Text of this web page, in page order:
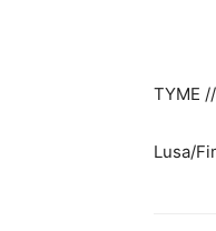
TYME
Lusa/